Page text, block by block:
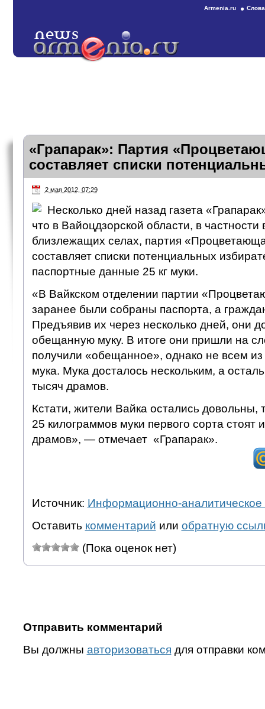
Armenia.ru
«Грапарак»: Партия
составляет списки
2 мая 2012, 07:29
Несколько дней назад газета
что в Вайоцдзорской области, в частности
близлежащих селах, партия
составляет списки потенциальных
паспортные данные 25 кг муки.
«В Вайкском отделении партии
заранее были собраны паспорта, а
Предъявив их через несколько дней, они
обещанную муку. В итоге они пришли на
получили «обещанное», однако не всем из
мука. Мука досталось нескольким, а
тысяч драмов.
Кстати, жители Вайка остались довольны,
25 килограммов муки первого сорта стоят
драмов», — отмечает «Грапарак».
Источник: Информационно-аналитическое
Оставить комментарий или обратную
(Пока оценок нет)
Отправить комментарий
Вы должны авторизоваться для отправки